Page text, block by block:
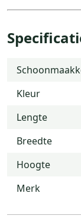
Kleur
Lengte
Breedte
Hoogte
Merk